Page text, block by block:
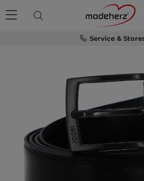
Service &